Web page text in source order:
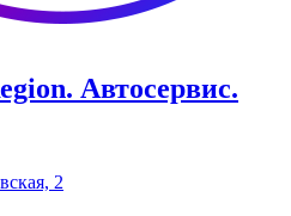
Автосервис.
2